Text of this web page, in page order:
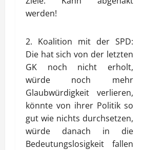
werden!
2. Koalition mit der SPD:
Die hat sich von der letzten
GK noch nicht erholt,
würde noch mehr
Glaubwürdigkeit verlieren,
könnte von ihrer Politik so
gut wie nichts durchsetzen,
würde danach in die
Bedeutungslosigkeit fallen